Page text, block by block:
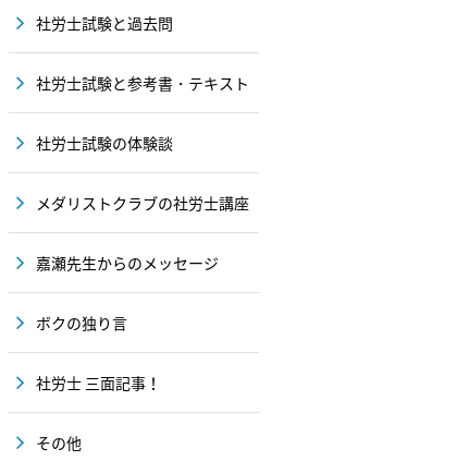
社労士試験と過去問
社労士試験と参考書・テキスト
社労士試験の体験談
メダリストクラブの社労士講座
嘉瀬先生からのメッセージ
ボクの独り言
社労士 三面記事！
その他